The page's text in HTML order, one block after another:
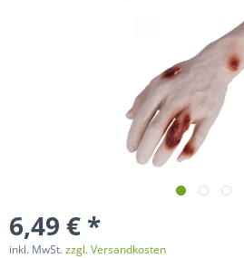
6,49 € *
inkl. MwSt.zzgl. Versandkosten